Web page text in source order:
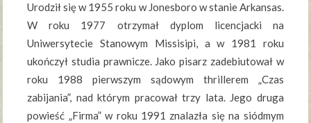
Urodził się w 1955 roku w Jonesboro w stanie Arkansas.
W roku 1977 otrzymał dyplom licencjacki na
Uniwersytecie Stanowym Missisipi, a w 1981 roku
ukończył studia prawnicze. Jako pisarz zadebiutował w
roku 1988 pierwszym sądowym thrillerem „Czas
zabijania”, nad którym pracował trzy lata. Jego druga
powieść „Firma” w roku 1991 znalazła się na siódmym